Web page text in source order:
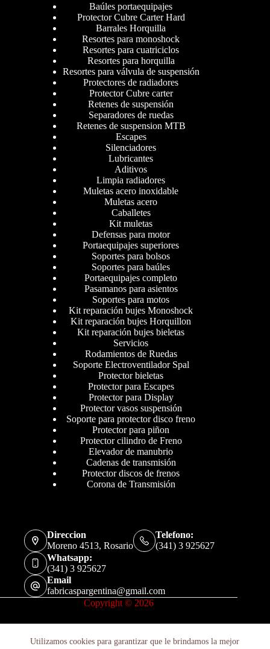
Utilizamos cookies para garantizar que le brindamos la mejor
Baúles portaequipajes
Protector Cubre Carter Hard
Barrales Horquilla
Resortes para monoshock
Resortes para cuatriciclos
Resortes para horquilla
Resortes para válvula de suspensión
Protectores de radiadores
Protector Cubre carter
Retenes de suspensión
Separadores de ruedas
Retenes de suspension MTB
Escapes
Silenciadores
Lubricantes
Aditivos
Limpia radiadores
Muletas acero inoxidable
Muletas acero
Caballetes
Kit muletas
Defensas para motor
Portaequipajes superiores
Soportes para bolsos
Soportes para baúles
Portaequipajes completo
Pasamanos para asientos
Soportes para motos
Kit reparación bujes Monoshock
Kit reparación bujes Horquillon
Kit reparación bujes bieletas
Servicios
Rodamientos de Ruedas
Soporte Electroventilador Spal
Protector bieletas
Protector para Escapes
Protector para Display
Protector vasos suspensión
Soporte para protector disco freno
Protector para piñon
Protector cilindro de Freno
Elevador de manubrio
Cadenas de transmisión
Protector discos de frenos
Corona de Transmisión
Direccion
Moreno 4513, Rosario
Telefono:
(341) 3 925627
Whatsapp:
(341) 3 925627
Email
fabricaspargentina@gmail.com
Copyright © 2026